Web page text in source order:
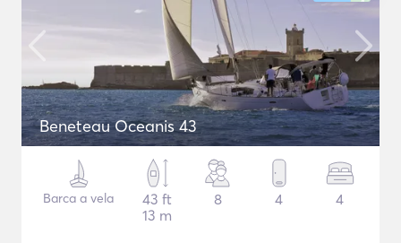
Beneteau Oceanis 43
Barca a vela
43 ft
13 m
8 4 4